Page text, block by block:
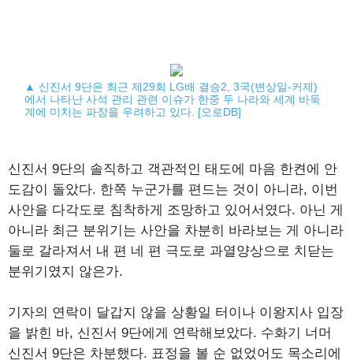
▲ 신진서 9단은 최근 제29회 LG배 결승2, 3국(변상일-커제)
에서 나타난 사석 관리 관련 이슈가 한중 두 나라와 세계 바둑
계에 미치는 파장을 우려하고 있다. [오로DB]
신진서 9단의 솔직하고 객관적인 태도에 마음 한켠에 안
도감이 돌았다. 한쪽 누군가를 편드는 것이 아니라, 이번
사안을 다각도로 침착하게 조망하고 있어서였다. 아닌 게
아니라 최근 분위기는 사안을 차분히 바라보는 게 아니라
둘로 갈라져서 내 편 네 편 극도로 과열양상으로 치닫는
분위기였지 않은가.
기자의 연락이 달갑지 않을 상황일 터이나 이왕지사 입장
을 밝힌 바, 신진서 9단에게 연락해보았다. 수화기 너머
신진서 9단은 차분했다. 표정을 볼 순 없었어도 목소리에